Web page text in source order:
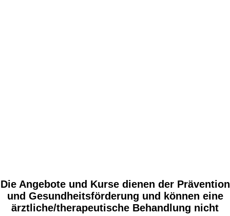
Die Angebote und Kurse dienen der Prävention
und Gesundheitsförderung und können eine
ärztliche/therapeutische Behandlung nicht